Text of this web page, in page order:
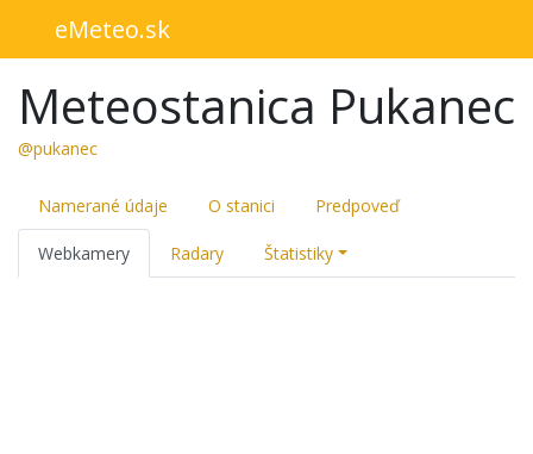
eMeteo.sk
Meteostanica Pukanec
@pukanec
Namerané údaje O stanici Predpoveď
Webkamery Radary Štatistiky